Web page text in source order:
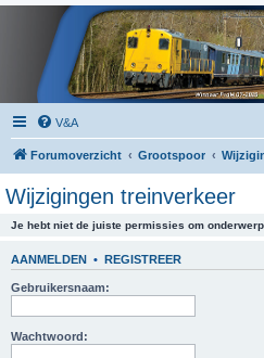
V&A
Forumoverzicht Grootspoor
Wijzigingen treinverkeer
Je hebt niet de juiste permissies om
AANMELDEN • REGISTREER
Gebruikersnaam:
Wachtwoord: